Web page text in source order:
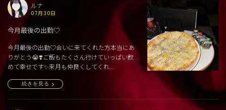
ルナ
07月30日
今月最後の出勤♡
今月最後の出勤♡会いに来てくれた方本当にあ
りがとう😭❣️ご飯もたくさん行けていっぱい飲
めて幸せです✨来月も仲良くしてくれ...
続きを見る